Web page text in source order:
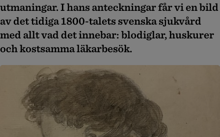
utmaningar. I hans anteckningar får vi en bild
av det tidiga 1800-talets svenska sjukvård
med allt vad det innebar: blodiglar, huskurer
och kostsamma läkarbesök.